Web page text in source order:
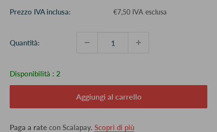
Prezzo IVA inclusa: €7,50 IVA esclusa
Quantità:
Disponibilità : 2
Aggiungi al carrello
Paga a rate con Scalapay. Scopri di più